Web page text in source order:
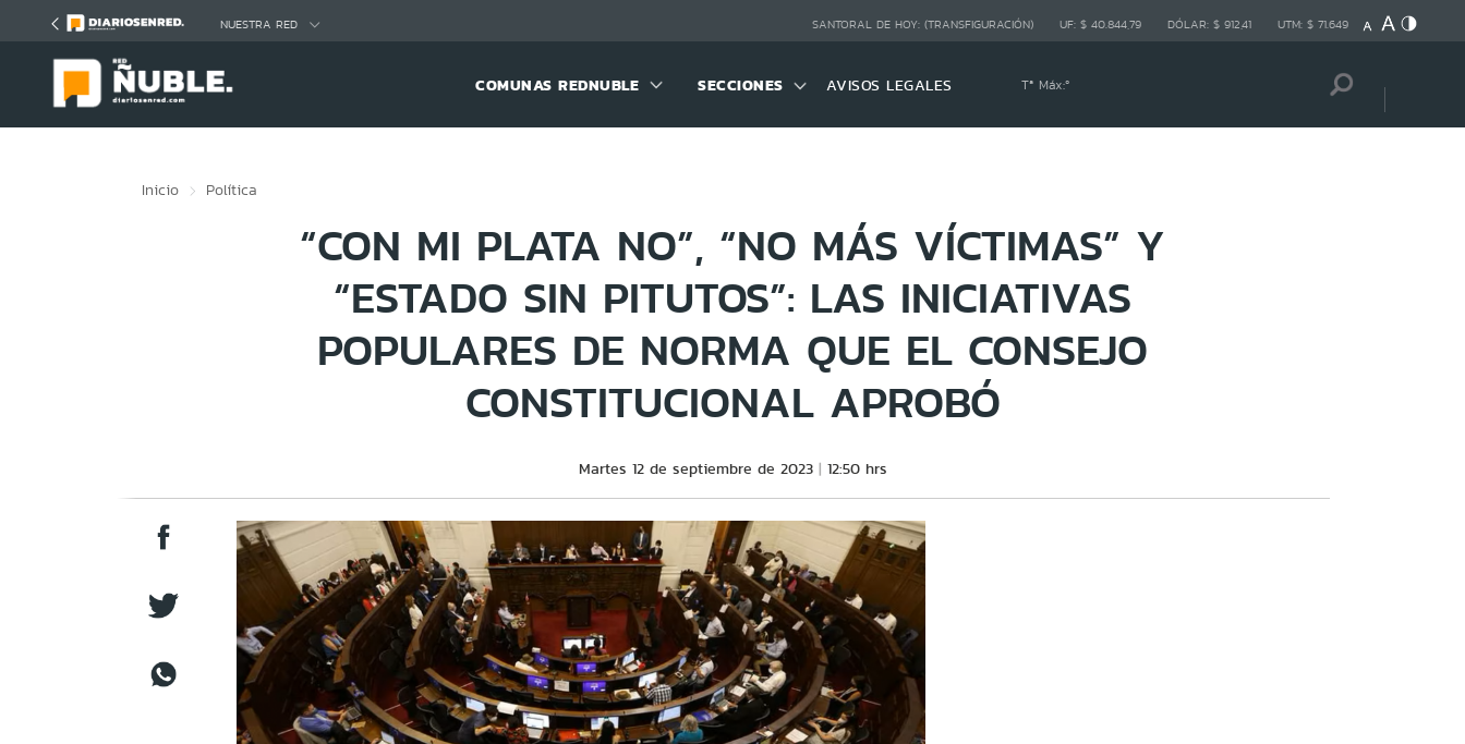
NUESTRA RED SANTORAL DE HOY: (TRANSFIGURACIÓN) UF: $ 40.844,79 DÓLAR: $ 912,41 UTM: $ 71.649
COMUNAS REDNUBLE SECCIONES AVISOS LEGALES Tª Máx:º
Inicio Política
“CON MI PLATA NO”, “NO MÁS VÍCTIMAS” Y
“ESTADO SIN PITUTOS”: LAS INICIATIVAS
POPULARES DE NORMA QUE EL CONSEJO
CONSTITUCIONAL APROBÓ
Martes 12 de septiembre de 2023 12:50 hrs